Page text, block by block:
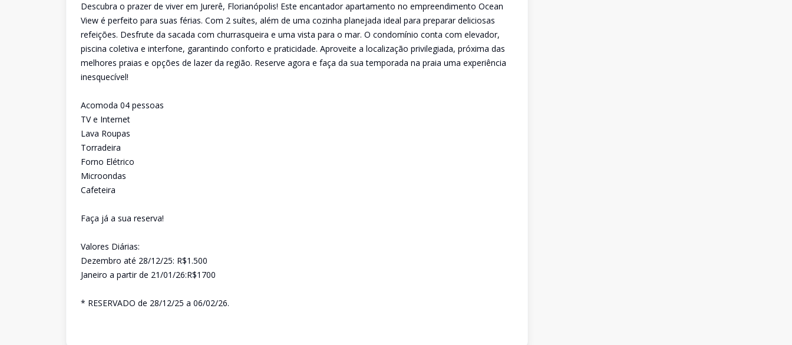
Descubra o prazer de viver em Jurerê, Florianópolis! Este encantador apartamento no empreendimento Ocean
View é perfeito para suas férias. Com 2 suítes, além de uma cozinha planejada ideal para preparar deliciosas
refeições. Desfrute da sacada com churrasqueira e uma vista para o mar. O condomínio conta com elevador,
piscina coletiva e interfone, garantindo conforto e praticidade. Aproveite a localização privilegiada, próxima das
melhores praias e opções de lazer da região. Reserve agora e faça da sua temporada na praia uma experiência
inesquecível!
Acomoda 04 pessoas
TV e Internet
Lava Roupas
Torradeira
Forno Elétrico
Microondas
Cafeteira
Faça já a sua reserva!
Valores Diárias:
Dezembro até 28/12/25: R$1.500
Janeiro a partir de 21/01/26:R$1700
* RESERVADO de 28/12/25 a 06/02/26.